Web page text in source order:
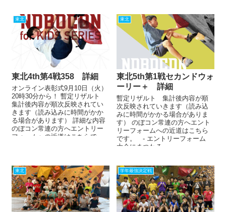
東北
東北4th第4戦358 詳細
オンライン表彰式9月10日（火）
20時30分から！ 暫定リザルト
集計後内容が順次反映されてい
きます（読み込みに時間がかか
る場合があります） 詳細な内容
のぼコン常連の方へエントリー
フォームへの近道はこちらで...
東北
東北5th第1戦セカンドウォ
ーリー＋ 詳細
暫定リザルト 集計後内容が順
次反映されていきます（読み込
みに時間がかかる場合がありま
す） のぼコン常連の方へエント
リーフォームへの近道はこちら
です。 - エントリーフォーム
大会にまつわる...
東北 学年最強決定戦